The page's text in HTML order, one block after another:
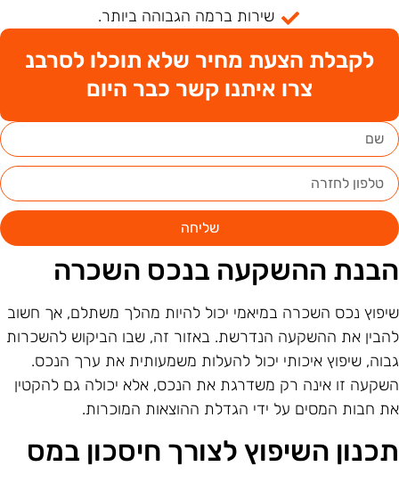
שירות ברמה הגבוהה ביותר.
לקבלת הצעת מחיר שלא תוכלו לסרבנ
צרו איתנו קשר כבר היום
שליחה
ההשקעה בנכס השכרה
נכס השכרה במיאמי יכול להיות מהלך משתלם, אך חשוב
את ההשקעה הנדרשת. באזור זה, שבו הביקוש להשכרות
שיפוץ איכותי יכול להעלות משמעותית את ערך הנכס.
זו אינה רק משדרגת את הנכס, אלא יכולה גם להקטין
חבות המסים על ידי הגדלת ההוצאות המוכרות.
השיפוץ לצורך חיסכון במס